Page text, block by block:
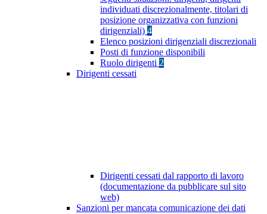
individuati discrezionalmente, titolari di
posizione organizzativa con funzioni
dirigenziali) 4
Elenco posizioni dirigenziali discrezionali
Posti di funzione disponibili
Ruolo dirigenti 2
Dirigenti cessati
Dirigenti cessati dal rapporto di lavoro
(documentazione da pubblicare sul sito
web)
Sanzioni per mancata comunicazione dei dati